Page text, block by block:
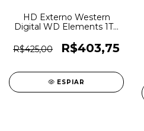
HD Externo Western
Digital WD Elements 1Tb
WDBUZG0010BBK-
WESN - 5258
R$425,00 R$403,75
ESPIAR